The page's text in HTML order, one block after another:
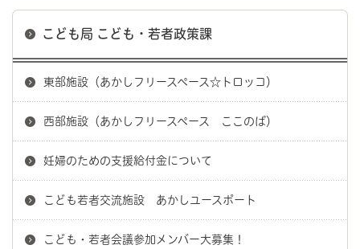
こども局 こども・若者政策課
東部施設（あかしフリースペース☆トロッコ）
西部施設（あかしフリースペース ここのば）
妊婦のための支援給付金について
こども若者交流施設 あかしユースポート
こども・若者会議参加メンバー大募集！